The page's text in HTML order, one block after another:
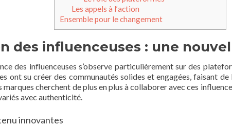
Les appels à l’action
Ensemble pour le changement
des influenceuses : une
des influenceuses s’observe particulièrement sur des
ont su créer des communautés solides et engagées, faisant
marques cherchent de plus en plus à collaborer avec ces
avec authenticité.
innovantes